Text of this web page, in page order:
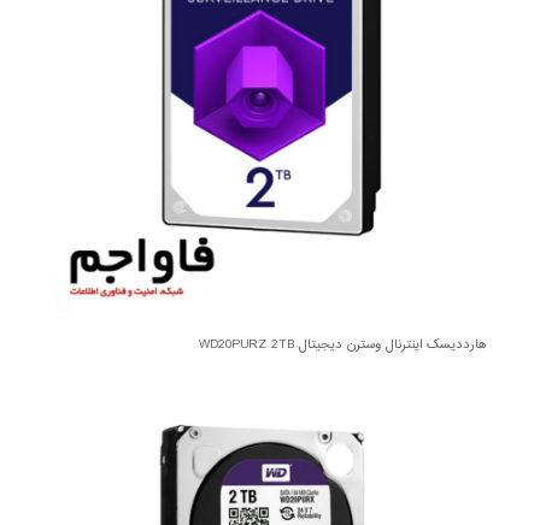
هارددیسک اینترنال وسترن دیجیتال WD20PURZ 2TB